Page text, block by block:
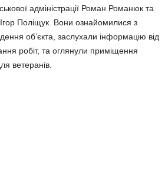
адміністрації Роман Романюк та
Поліщук. Вони ознайомилися з
об’єкта, заслухали інформацію від
робіт, та оглянули приміщення
ветеранів.